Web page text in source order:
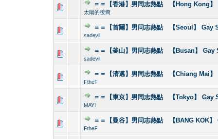
＝＝【香港】男同志熱點 【Hong Kong】
太陽的後裔
1 Vote(s) - 1
＝＝【首爾】男同志熱點 【Seoul】 Gay
sadevil
0 Vote(s) - 0 out 1
＝＝【釜山】男同志熱點 【Busan】 Gay
sadevil
0 Vote(s) - 0 out1
＝＝【清邁】男同志熱點 【Chiang Mai】
FtheF
0 Vote(s) - 0 out
＝＝【東京】男同志熱點 【Tokyo】 Gay
MAYI
0 Vote(s) - 0 out1
＝＝【曼谷】男同志熱點 【BANG KOK】
FtheF
0 Vote(s) - 0 out